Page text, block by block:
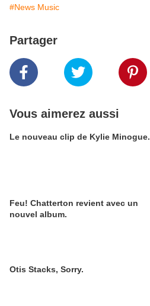
#News Music
Partager
Vous aimerez aussi
Le nouveau clip de Kylie Minogue.
Feu! Chatterton revient avec un
nouvel album.
Otis Stacks, Sorry.